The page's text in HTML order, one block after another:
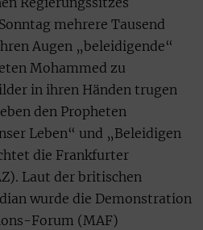
mehrere Tausend
Augen „beleidigende“
Mohammed zu
in ihren Händen trugen
den Propheten
Leben“ und „Beleidigen
die Frankfurter
Laut der britischen
wurde die Demonstration
Forum (MAF)